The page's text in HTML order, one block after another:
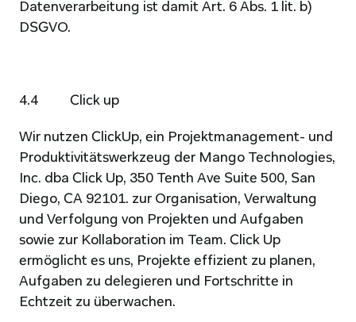
Datenverarbeitung ist damit Art. 6 Abs. 1 lit. b)
DSGVO.
4.4          Click up
Wir nutzen ClickUp, ein Projektmanagement- und
Produktivitätswerkzeug der Mango Technologies,
Inc. dba Click Up, 350 Tenth Ave Suite 500, San
Diego, CA 92101. zur Organisation, Verwaltung
und Verfolgung von Projekten und Aufgaben
sowie zur Kollaboration im Team. Click Up
ermöglicht es uns, Projekte effizient zu planen,
Aufgaben zu delegieren und Fortschritte in
Echtzeit zu überwachen.